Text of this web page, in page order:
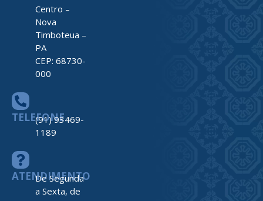
Centro –
Nova
Timboteua –
PA
CEP: 68730-
000
TELEFONE
(91) 93469-
1189
ATENDIMENTO
De Segunda
a Sexta, de